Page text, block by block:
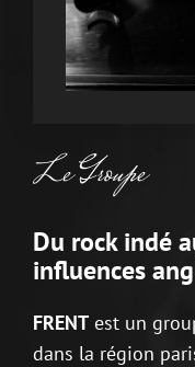
Le Groupe
Du rock indé
influences
FRENT est un
dans la région